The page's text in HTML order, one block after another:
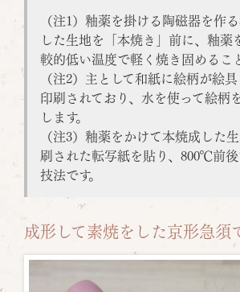
（注1）釉薬を掛ける陶磁器を作
した生地を「本焼き」前に、釉薬
較的低い温度で軽く焼き固めるこ
（注2）主として和紙に絵柄が絵
印刷されており、水を使って絵柄
します。
（注3）釉薬をかけて本焼成した
刷された転写紙を貼り、800℃前
技法です。
成形して素焼をした京形急須